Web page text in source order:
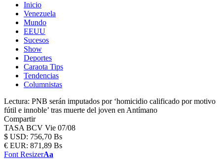
Inicio
Venezuela
Mundo
EEUU
Sucesos
Show
Deportes
Caraota Tips
Tendencias
Columnistas
Lectura: PNB serán imputados por ‘homicidio calificado por motivo
fútil e innoble’ tras muerte del joven en Antímano
Compartir
TASA BCV Vie 07/08
$ USD: 756,70 Bs
€ EUR: 871,89 Bs
Font ResizerAa